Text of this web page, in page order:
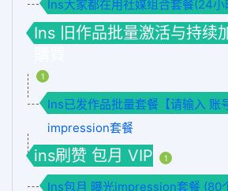
Ins大家都在用社媒组合套餐(24小
Ins 旧作品批量激活与持续
1
Ins已发作品批量套餐【请输入 账
impression套餐
ins刷赞 包月 VIP 1
Ins包月 曝光impression套餐 (80